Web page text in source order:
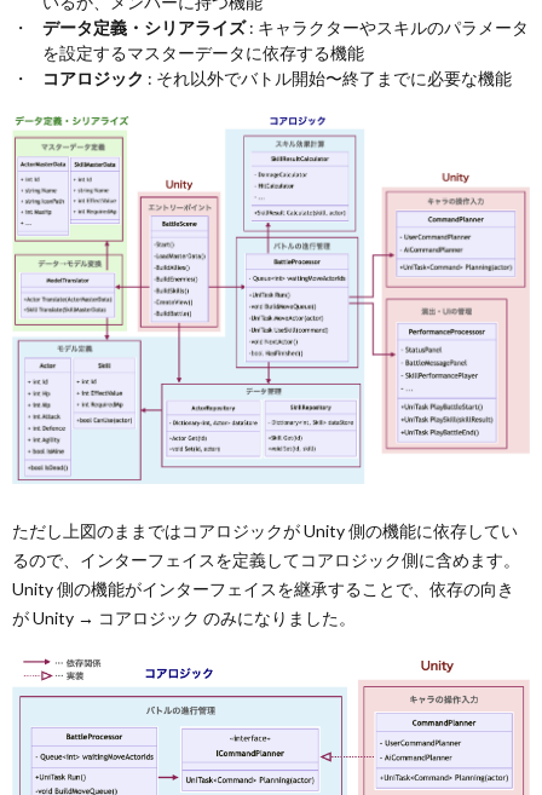
データ定義・シリアライズ: キャラクターやスキルのパラメータ
を設定するマスターデータに依存する機能
コアロジック : それ以外でバトル開始〜終了までに必要な機能
ただし上図のままではコアロジックが Unity 側の機能に依存してい
るので、インターフェイスを定義してコアロジック側に含めます。
Unity 側の機能がインターフェイスを継承することで、依存の向き
が Unity → コアロジック のみになりました。